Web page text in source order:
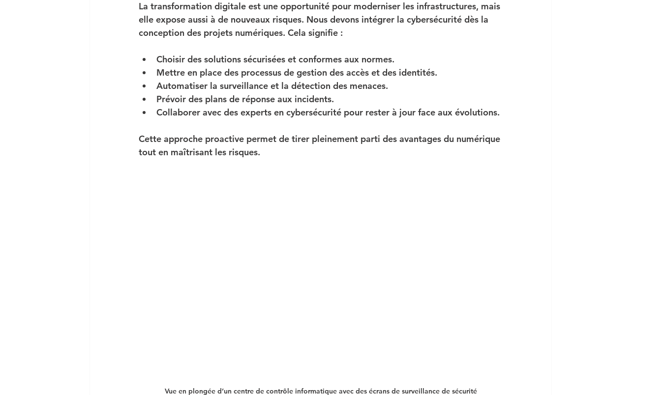
La transformation digitale est une opportunité pour moderniser les infrastructures, mais
elle expose aussi à de nouveaux risques. Nous devons intégrer la cybersécurité dès la
conception des projets numériques. Cela signifie :
Choisir des solutions sécurisées et conformes aux normes.
Mettre en place des processus de gestion des accès et des identités.
Automatiser la surveillance et la détection des menaces.
Prévoir des plans de réponse aux incidents.
Collaborer avec des experts en cybersécurité pour rester à jour face aux évolutions.
Cette approche proactive permet de tirer pleinement parti des avantages du numérique
tout en maîtrisant les risques.
Vue en plongée d’un centre de contrôle informatique avec des écrans de surveillance de sécurité